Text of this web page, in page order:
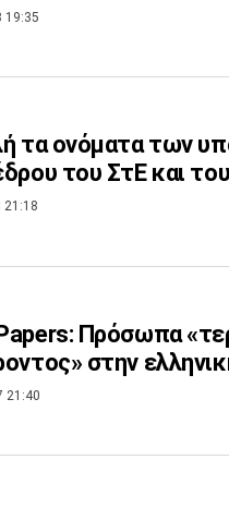
19:35
τα ονόματα των
του ΣτΕ και
21:18
Πρόσωπα
στην
21:40